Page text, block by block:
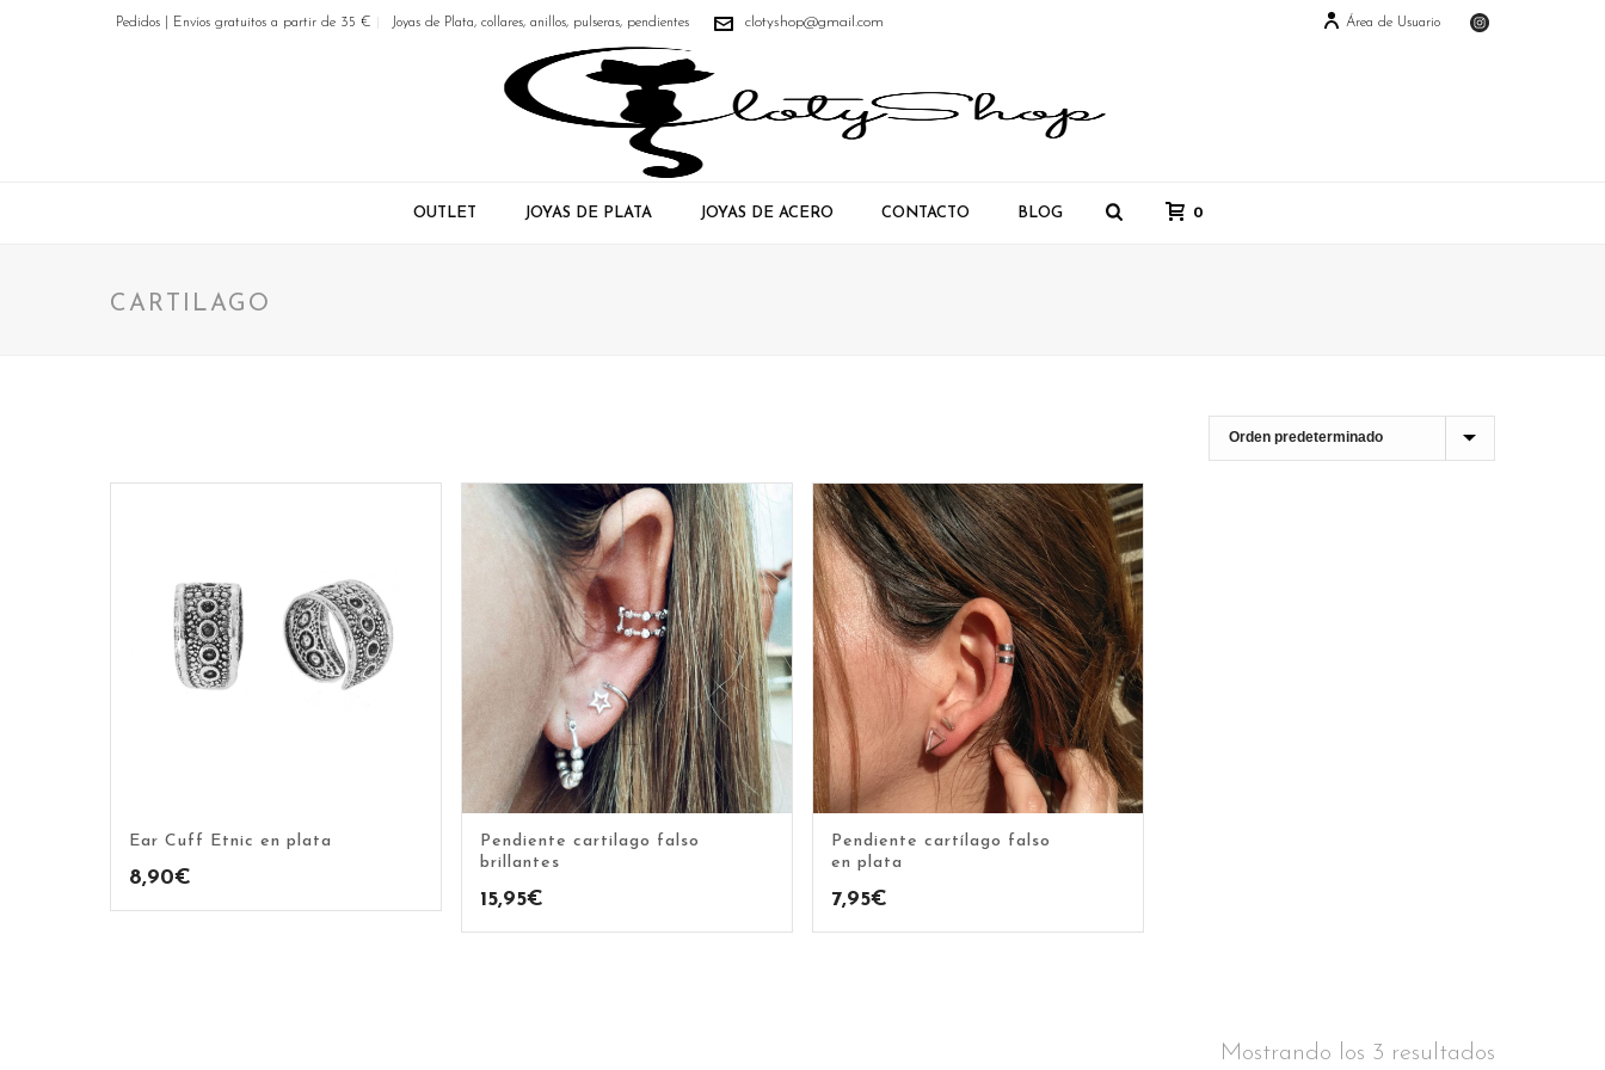
Pedidos | Envíos gratuitos a partir de 35 € Joyas de Plata, collares, anillos, pulseras, pendientes clotyshop@gmail.com Área de Usuario
OUTLET JOYAS DE PLATA JOYAS DE ACERO CONTACTO BLOG 0
CARTILAGO
Ear Cuff Etnic en plata
8,90€
Pendiente cartilago falso
brillantes
15,95€
Pendiente cartílago falso
en plata
7,95€
Mostrando los 3 resultados